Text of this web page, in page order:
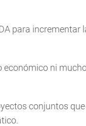
para incrementar
económico ni
conjuntos que